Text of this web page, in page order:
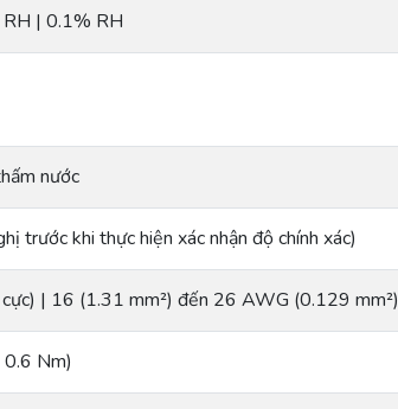
| 0.1% RH
nước
trước khi thực hiện xác nhận độ chính xác)
| 16 (1.31 mm²) đến 26 AWG (0.129 mm²)
Nm)